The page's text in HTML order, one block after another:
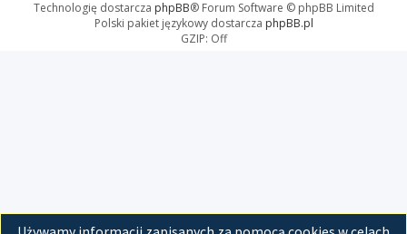
Technologię dostarcza phpBB® Forum Software © phpBB Limited
Polski pakiet językowy dostarcza phpBB.pl
GZIP: Off